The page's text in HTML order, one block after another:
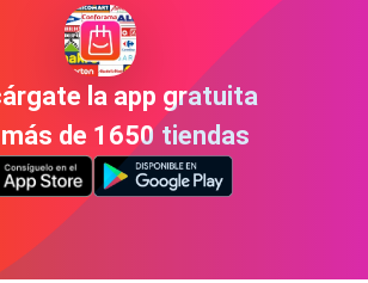
la app gratuita
de 1650 tiendas